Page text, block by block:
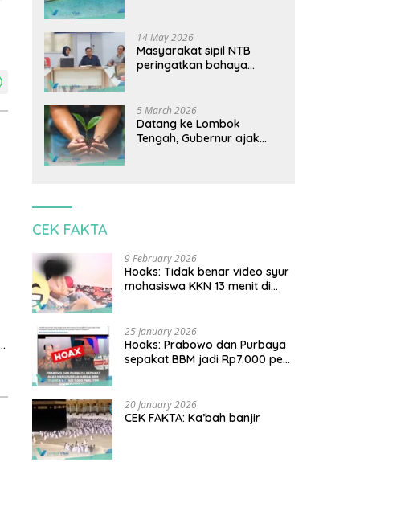
14 May 2026
Masyarakat sipil NTB
peringatkan bahaya
jangan korbankan
lingkungan dan warga
lokal
5 March 2026
Datang ke Lombok
Tengah, Gubernur ajak
CEK FAKTA
9 February 2026
Hoaks: Tidak benar video syur
mahasiswa KKN 13 menit di
25 January 2026
Hoaks: Prabowo dan Purbaya
sepakat BBM jadi Rp7.000 per
20 January 2026
CEK FAKTA: Ka’bah banjir